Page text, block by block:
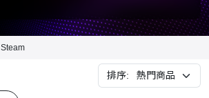
Steam
排序: